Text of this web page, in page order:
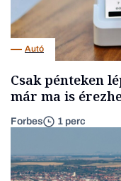
Autó
Csak pénteken
már ma is
Forbes 1 perc